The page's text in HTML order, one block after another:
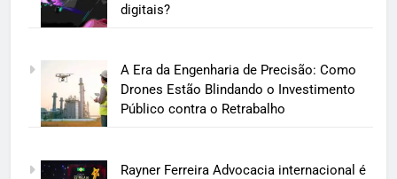
digitais?
A Era da Engenharia de Precisão: Como
Drones Estão Blindando o Investimento
Público contra o Retrabalho
Rayner Ferreira Advocacia internacional é